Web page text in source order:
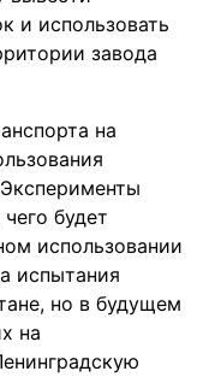
и использовать
завода
на
будет
использовании
испытания
но в будущем
на